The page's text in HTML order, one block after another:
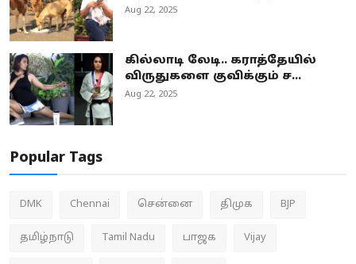
Aug 22, 2025
கில்லாடி லேடி.. கராத்தேயில்
விருதுகளை குவிக்கும் ச...
Aug 22, 2025
Popular Tags
DMK Chennai சென்னை திமுக BJP
தமிழ்நாடு Tamil Nadu பாஜக Vijay